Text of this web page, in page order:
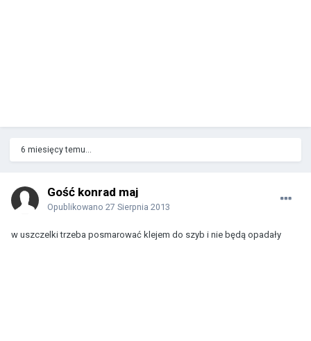
6 miesięcy temu...
Gość konrad maj
Opublikowano 27 Sierpnia 2013
w uszczelki trzeba posmarować klejem do szyb i nie będą opadały